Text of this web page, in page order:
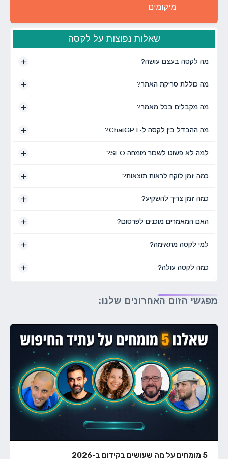
מיקומים
שאלות נפוצות על לקסה
מה לקסה בעצם עושה?
מה כוללת סריקת האתר?
מה מקבלים בכל מאמר?
מה ההבדל בין לקסה ל-ChatGPT?
למה לא פשוט לשכור מומחה SEO?
כמה זמן לוקח לראות תוצאות?
כמה זמן צריך להשקיע?
האם המאמרים מוכנים לפרסום?
למי לקסה מתאימה?
כמה לקסה עולה?
מפגשי הזום האחרונים שלנו:
5 מומחים על מה שעושים בקידום ב-2026